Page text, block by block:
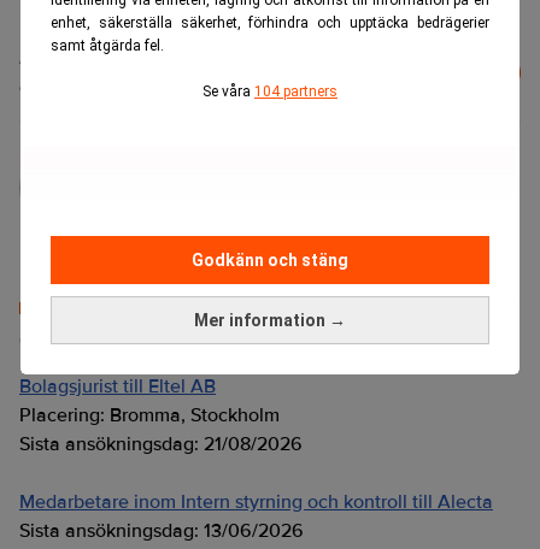
enhet, säkerställa säkerhet, förhindra och upptäcka bedrägerier
samt åtgärda fel.
Se våra 104 partners
Mer information →
Godkänn och stäng
Läs mer från Realtid - vårt nyhetsbrev
är kostnadsfritt:
Senaste lediga jobben
Bolagsjurist till Eltel AB
Placering: Bromma, Stockholm
Sista ansökningsdag: 21/08/2026
Medarbetare inom Intern styrning och kontroll till Alecta
Sista ansökningsdag: 13/06/2026